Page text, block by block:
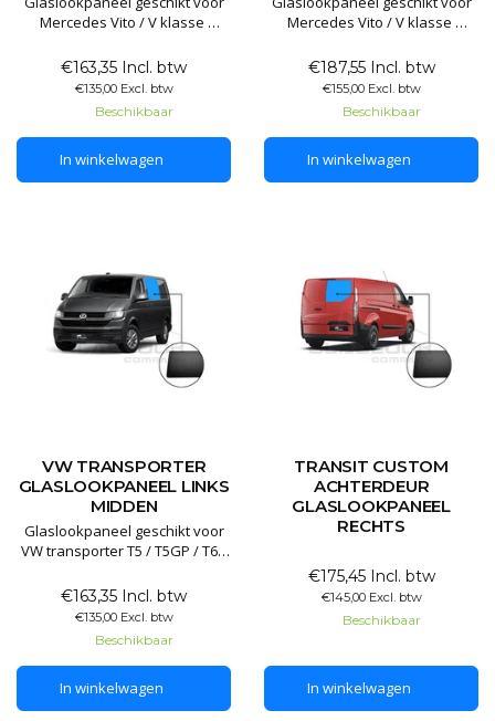
Mercedes Vito / V klasse
Glaslookpanelen gemaakt van
echt glas voor een luxe
uitstraling. Het voordeel van
echt glas is dat het
gegarandeerd lang mee gaat
en het mooiste resultaat levert.
De panelen worden niet dof,
€163,35 Incl. btw
€135,00 Excl. btw
Beschikbaar
In winkelwagen
Mercedes Vito / V klasse
Glaslookpanelen gemaakt van
echt glas voor een luxe
uitstraling. Het voordeel van
echt glas is dat het
gegarandeerd lang mee gaat
en het mooiste resultaat levert.
De panelen worden niet dof,
€187,55 Incl. btw
€155,00 Excl. btw
Beschikbaar
In winkelwagen
VW TRANSPORTER
GLASLOOKPANEEL LINKS
MIDDEN
Glaslookpaneel geschikt voor
VW transporter T5 / T5GP / T6 /
Glaslookpanelen gemaakt van
echt glas voor een luxe
uitstraling. Het voordeel van
echt glas is dat het
gegarandeerd lang mee gaat
en het mooiste resultaat levert.
€163,35 Incl. btw
€135,00 Excl. btw
Beschikbaar
In winkelwagen
TRANSIT CUSTOM
ACHTERDEUR
GLASLOOKPANEEL
RECHTS
€175,45 Incl. btw
€145,00 Excl. btw
Beschikbaar
In winkelwagen